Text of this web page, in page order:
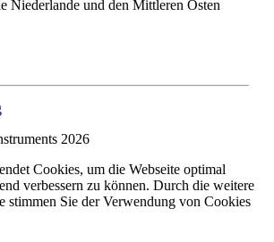
Niederlande und den Mittleren Osten
2026
Cookies, um die Webseite optimal
verbessern zu können. Durch die weitere
stimmen Sie der Verwendung von Cookies